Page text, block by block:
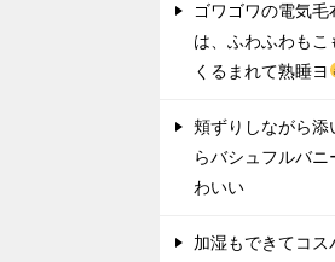
ゴワゴワの電気
は、ふわふわもこ
くるまれて熟睡ヨ
頬ずりしながら添
らバシュフルバ
わいい
加湿もできてコ